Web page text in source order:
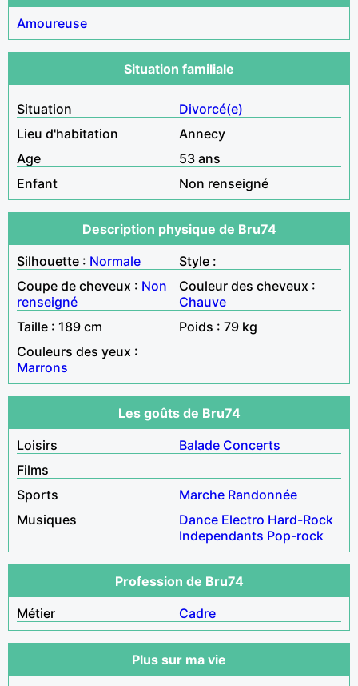
Amoureuse
Situation familiale
Situation
Divorcé(e)
Lieu d'habitation
Annecy
Age
53 ans
Enfant
Non renseigné
Description physique de Bru74
Silhouette : Normale
Style :
Coupe de cheveux : Non
renseigné
Couleur des cheveux :
Chauve
Taille : 189 cm
Poids : 79 kg
Couleurs des yeux :
Marrons
Les goûts de Bru74
Loisirs
Balade Concerts
Films
Sports
Marche Randonnée
Musiques
Dance Electro Hard-Rock
Independants Pop-rock
Profession de Bru74
Métier
Cadre
Plus sur ma vie